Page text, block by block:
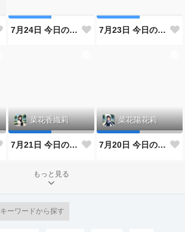
7月24日 今日のなばなけ 7月23日 今日のなばなけ
菜花香織莉
7月21日 今日のなばなけ
菜花陽花莉
7月20日 今日のなばなけ
もっと見る
キーワードから探す